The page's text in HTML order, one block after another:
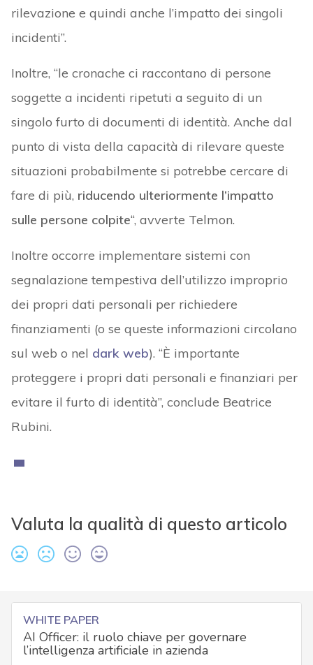
rilevazione e quindi anche l’impatto dei singoli
incidenti”.
Inoltre, “le cronache ci raccontano di persone
soggette a incidenti ripetuti a seguito di un
singolo furto di documenti di identità. Anche dal
punto di vista della capacità di rilevare queste
situazioni probabilmente si potrebbe cercare di
fare di più, riducendo ulteriormente l’impatto
sulle persone colpite“, avverte Telmon.
Inoltre occorre implementare sistemi con
segnalazione tempestiva dell’utilizzo improprio
dei propri dati personali per richiedere
finanziamenti (o se queste informazioni circolano
sul web o nel dark web). “È importante
proteggere i propri dati personali e finanziari per
evitare il furto di identità”, conclude Beatrice
Rubini.
Valuta la qualità di questo articolo
WHITE PAPER
AI Officer: il ruolo chiave per governare
l’intelligenza artificiale in azienda